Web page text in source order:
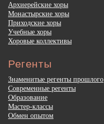
Архиерейские хоры
Монастырские хоры
Приходские хоры
Учебные хоры
Хоровые коллективы
Регенты
Знаменитые регенты прошлого
Современные регенты
Образование
Мастер-классы
Обмен опытом